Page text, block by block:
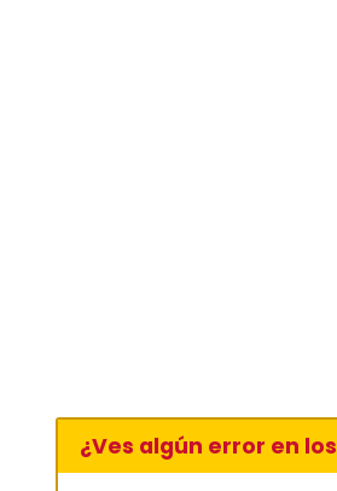
¿Ves algún error en